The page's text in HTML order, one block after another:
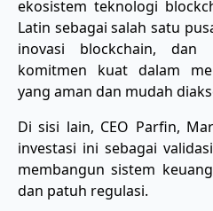
ekosistem teknologi
Latin sebagai salah satu
inovasi blockchain, dan
komitmen kuat dalam
yang aman dan mudah
Di sisi lain, CEO Parfin,
investasi ini sebagai
membangun sistem
dan patuh regulasi.